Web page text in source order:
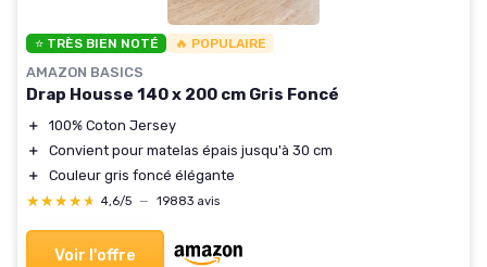
⭐ TRÈS BIEN NOTÉ 🔥 POPULAIRE
AMAZON BASICS
Drap Housse 140 x 200 cm Gris Foncé
＋
100% Coton Jersey
＋
Convient pour matelas épais jusqu'à 30 cm
＋
Couleur gris foncé élégante
★★★★★
★★★★★ 4,6/5 — 19883 avis
Voir l'offre